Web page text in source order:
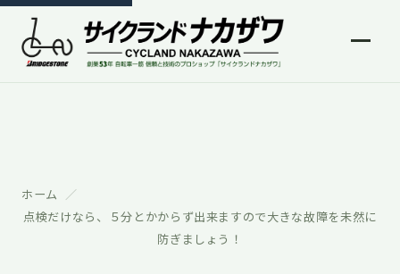
ホーム
点検だけなら、５分とかからず出来ますので大きな故障を未然に
防ぎましょう！